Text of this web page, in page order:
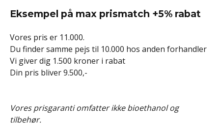
Eksempel på max prismatch +5% rabat
Vores pris er 11.000.
Du finder samme pejs til 10.000 hos anden forhandler
Vi giver dig 1.500 kroner i rabat
Din pris bliver 9.500,-
Vores prisgaranti omfatter ikke bioethanol og
tilbehør.